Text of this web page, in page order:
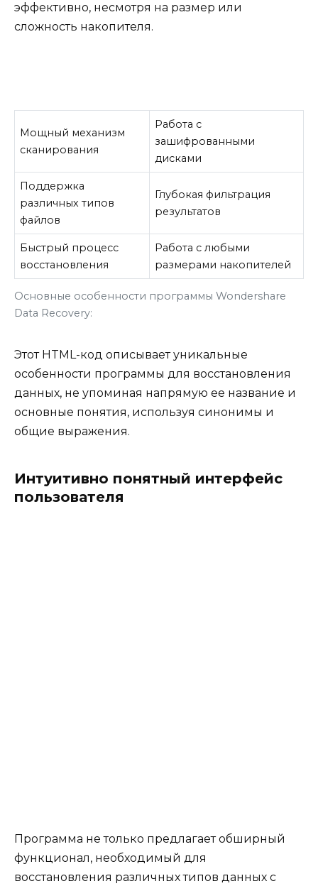
эффективно, несмотря на размер или
сложность накопителя.
Основные особенности программы Wondershare
Data Recovery:
Мощный механизм
сканирования
Работа с
зашифрованными
дисками
Поддержка
различных типов
файлов
Глубокая фильтрация
результатов
Быстрый процесс
восстановления
Работа с любыми
размерами накопителей
Этот HTML-код описывает уникальные
особенности программы для восстановления
данных, не упоминая напрямую ее название и
основные понятия, используя синонимы и
общие выражения.
Интуитивно понятный интерфейс
пользователя
Программа не только предлагает обширный
функционал, необходимый для
восстановления различных типов данных с